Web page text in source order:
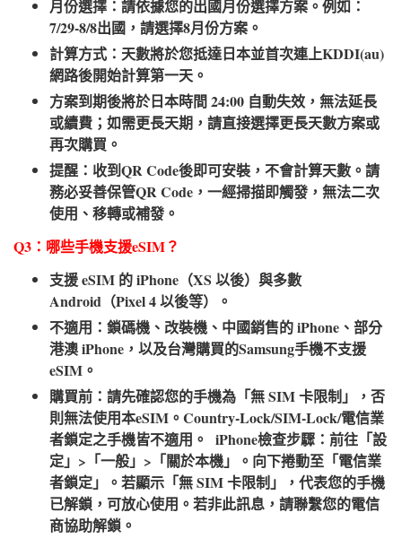
月份選擇：請依據您的出國月份選擇方案。例如：
7/29-8/8出國，請選擇8月份方案。
計算方式：天數將於您抵達日本並首次連上KDDI(au)
網路後開始計算第一天。
方案到期後將於日本時間 24:00 自動失效，無法延長
或續費；如需更長天期，請直接選擇更長天數方案或
再次購買。
提醒：收到QR Code後即可安裝，不會計算天數。請
務必妥善保管QR Code，一經掃描即觸發，無法二次
使用、移轉或補發。
Q3：哪些手機支援eSIM？​
支援 eSIM 的 iPhone（XS 以後）與多數
Android（Pixel 4 以後等）。
不適用：鎖碼機、改裝機、中國銷售的 iPhone、部分
港澳 iPhone，以及台灣購買的Samsung手機不支援
eSIM。
購買前：請先確認您的手機為「無 SIM 卡限制」，否
則無法使用本eSIM。Country-Lock/SIM-Lock/電信業
者鎖定之手機皆不適用。 iPhone檢查步驟：前往「設
定」>「一般」>「關於本機」。向下捲動至「電信業
者鎖定」。若顯示「無 SIM 卡限制」，代表您的手機
已解鎖，可放心使用。若非此訊息，請聯繫您的電信
商協助解鎖。